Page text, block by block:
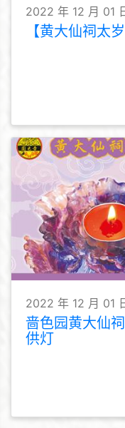
2022 年 12 月 01
【黄大仙祠太
2022 年 12 月 01
啬色园黄大仙
供灯